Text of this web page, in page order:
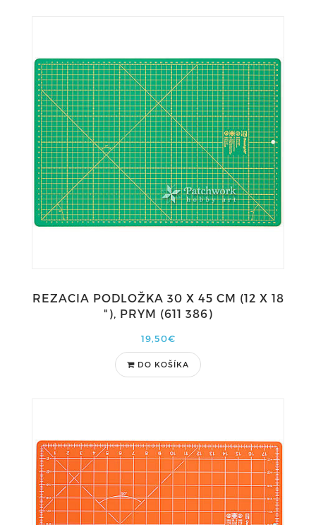
REZACIA PODLOŽKA 30 X 45 CM (12 X 18
"), PRYM (611 386)
19,50€
DO KOŠÍKA